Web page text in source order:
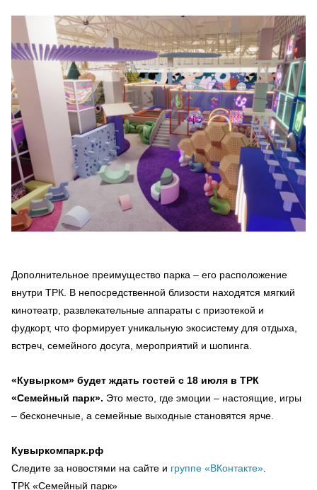
Дополнительное преимущество парка – его расположение
внутри ТРК. В непосредственной близости находятся мягкий
кинотеатр, развлекательные аппараты с призотекой и
фудкорт, что формирует уникальную экосистему для отдыха,
встреч, семейного досуга, мероприятий и шопинга.
«Кувырком» будет ждать гостей с 18 июля в ТРК
«Семейный парк». Это место, где эмоции – настоящие, игры
– бесконечные, а семейные выходные становятся ярче.
Кувыркомпарк.рф
Следите за новостями на сайте и группе «ВКонтакте».
ТРК «Семейный парк»